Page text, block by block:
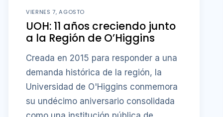
VIERNES 7, AGOSTO
UOH: 11 años creciendo junto
a la Región de O’Higgins
Creada en 2015 para responder a una
demanda histórica de la región, la
Universidad de O'Higgins conmemora
su undécimo aniversario consolidada